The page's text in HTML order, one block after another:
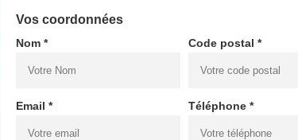
Vos coordonnées
Nom * Code postal *
Email * Téléphone *